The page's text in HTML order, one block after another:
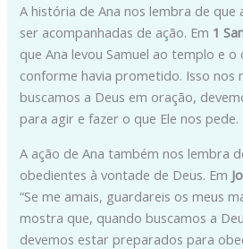
A história de Ana nos lembra de que
ser acompanhadas de ação. Em 1
que Ana levou Samuel ao templo e o
conforme havia prometido. Isso nos
buscamos a Deus em oração,
para agir e fazer o que Ele nos pede.
A ação de Ana também nos lembra
obedientes à vontade de Deus. Em
“Se me amais, guardareis os meus
mostra que, quando buscamos a
devemos estar preparados para